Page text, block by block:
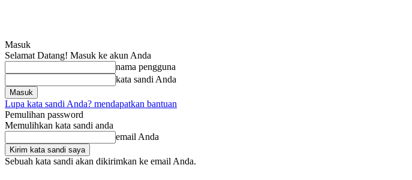
Masuk
Selamat Datang! Masuk ke akun Anda
nama pengguna
kata sandi Anda
Lupa kata sandi Anda? mendapatkan bantuan
Pemulihan password
Memulihkan kata sandi anda
email Anda
Sebuah kata sandi akan dikirimkan ke email Anda.